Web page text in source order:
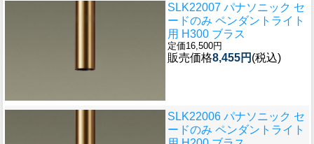
SLK22007 パナソニック セ
ードのみ ペンダントライト
用 H300 ブラス
定価16,500円
販売価格8,455円 (税込)
SLK22006 パナソニック セ
ードのみ ペンダントライト